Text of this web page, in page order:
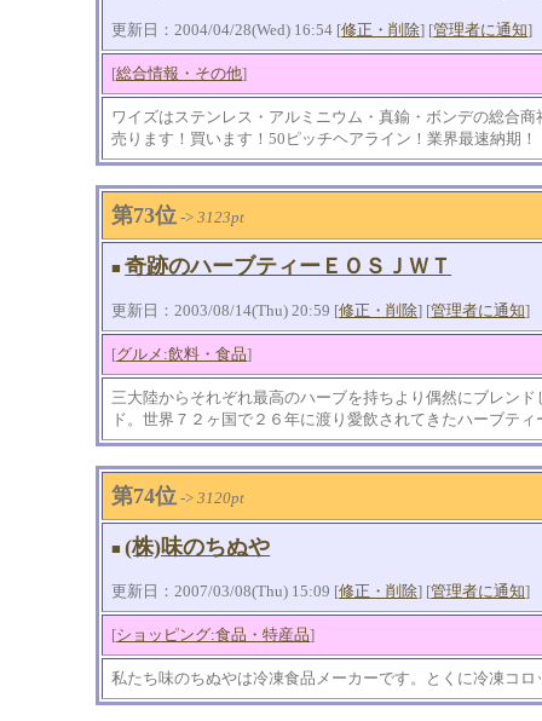
更新日：2004/04/28(Wed) 16:54 [修正・削除] [管理者に通知]
[総合情報・その他]
ワイズはステンレス・アルミニウム・真鍮・ボンデの総合
売ります！買います！50ピッチヘアライン！業界最速納期！
第73位 ->3123pt
■ 奇跡のハーブティーＥＯＳＪＷＴ
更新日：2003/08/14(Thu) 20:59 [修正・削除] [管理者に通知]
[グルメ:飲料・食品]
三大陸からそれぞれ最高のハーブを持ちより偶然にブレン
ド。世界７２ヶ国で２６年に渡り愛飲されてきたハーブティ
第74位 ->3120pt
■ (株)味のちぬや
更新日：2007/03/08(Thu) 15:09 [修正・削除] [管理者に通知]
[ショッピング:食品・特産品]
私たち味のちぬやは冷凍食品メーカーです。とくに冷凍コ